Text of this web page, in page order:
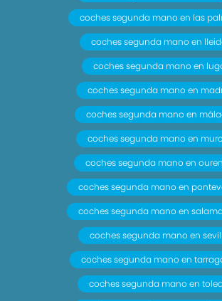
coches segunda mano en las
coches segunda mano en
coches segunda mano en
coches segunda mano en
coches segunda mano en
coches segunda mano en
coches segunda mano en
coches segunda mano en
coches segunda mano en
coches segunda mano en
coches segunda mano en
coches segunda mano en